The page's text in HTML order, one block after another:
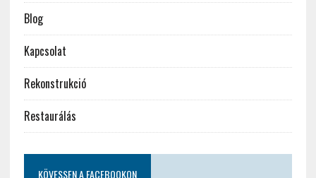
Blog
Kapcsolat
Rekonstrukció
Restaurálás
KÖVESSEN A FACEBOOKON